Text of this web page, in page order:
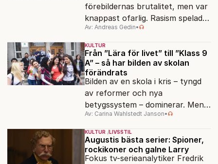
förebildernas brutalitet, men var
knappast ofarlig. Rasism spelades
ned i förmån för "kultur". Känns
det igen?
Av: Andreas Gedin•
KULTUR
Från ”Lära för livet” till ”Klass 9
A” – så har bilden av skolan
förändrats
Bilden av en skola i kris – tyngd
av reformer och nya
betygssystem – dominerar. Men
vem äger berättelsen om skolan?
Av: Carina Wahlstedt Janson•
KULTUR LIVSSTIL
Augustis bästa serier: Spioner,
rockikoner och galne Larry
Fokus tv-serieanalytiker Fredrik